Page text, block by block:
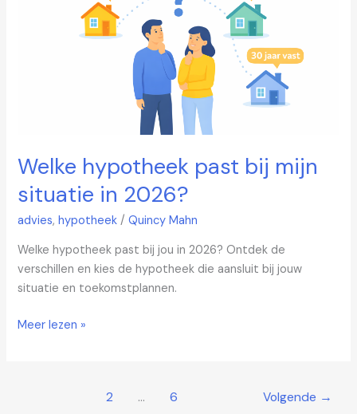
Welke hypotheek past bij mijn
situatie in 2026?
advies,hypotheek /Quincy Mahn
Welke hypotheek past bij jou in 2026? Ontdek de
verschillen en kies de hypotheek die aansluit bij jouw
situatie en toekomstplannen.
Meer lezen »
2 … 6 Volgende →